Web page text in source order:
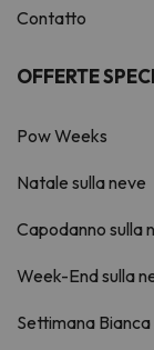
Contatto
OFFERTE
Pow Weeks
Natale sulla neve
Capodanno sulla
Week-End sulla
Settimana